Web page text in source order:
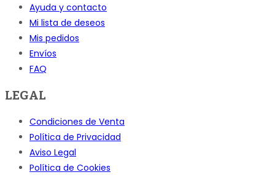
Ayuda y contacto
Mi lista de deseos
Mis pedidos
Envíos
FAQ
LEGAL
Condiciones de Venta
Política de Privacidad
Aviso Legal
Política de Cookies